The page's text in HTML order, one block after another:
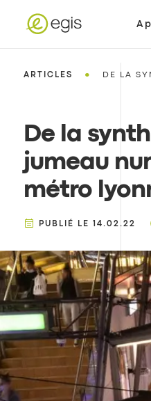
A
ARTICLES • DE LA
De la
jumeau
métro
PUBLIÉ LE 14.02.22